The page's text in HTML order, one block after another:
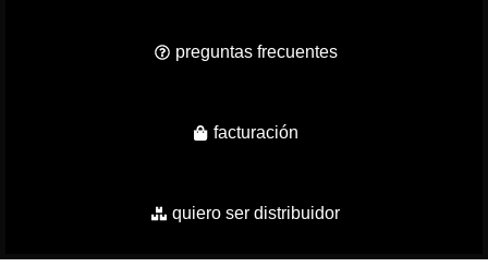
preguntas frecuentes
facturación
quiero ser distribuidor